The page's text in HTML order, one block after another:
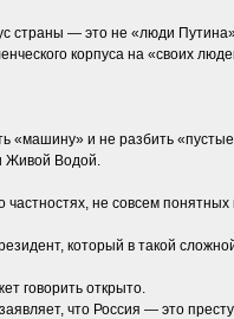
страны — это не «люди
корпуса на «своих
«машину» и не разбить
Живой Водой.
частностях, не совсем
который в такой
говорить открыто.
что Россия — это